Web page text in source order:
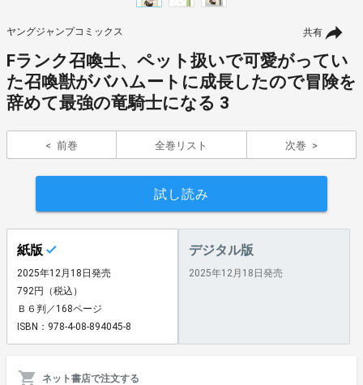
共有
ヤングジャンプコミックス
Fランク召喚士、ペット扱いで可愛がってい
た召喚獣がバハムートに成長したので冒険を
辞めて最強の竜騎士になる 3
前巻 全巻リスト 次巻
試し読み
紙版
2025年12月18日発売
792円（税込）
Ｂ６判／168ページ
ISBN：978-4-08-894045-8
デジタル版
2025年12月18日発売
ネット書店で注文する